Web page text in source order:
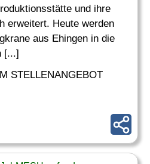
und ihre
erweitert. Heute werden
aus Ehingen in die
[...]
STELLENANGEBOT